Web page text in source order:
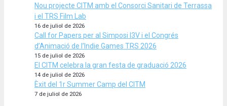
Nou projecte CITM amb el Consorci Sanitari de Terrassa
i el TRS Film Lab
16 de juliol de 2026
Call for Papers per al Simposi I3V i el Congrés
d’Animació de l’Indie Games TRS 2026
15 de juliol de 2026
El CITM celebra la gran festa de graduació 2026
14 de juliol de 2026
Èxit del 1r Summer Camp del CITM
7 de juliol de 2026